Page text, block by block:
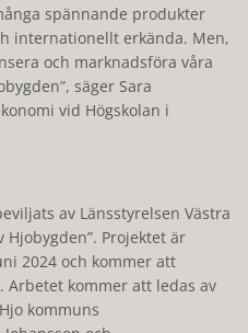
spännande produkter
internationellt erkända. Men,
och marknadsföra våra
, säger Sara
vid Högskolan i
av Länsstyrelsen Västra
Hjobygden”. Projektet är
2024 och kommer att
Arbetet kommer att ledas av
kommuns